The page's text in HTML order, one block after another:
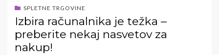
SPLETNE TRGOVINE
Izbira računalnika je težka –
preberite nekaj nasvetov za
nakup!